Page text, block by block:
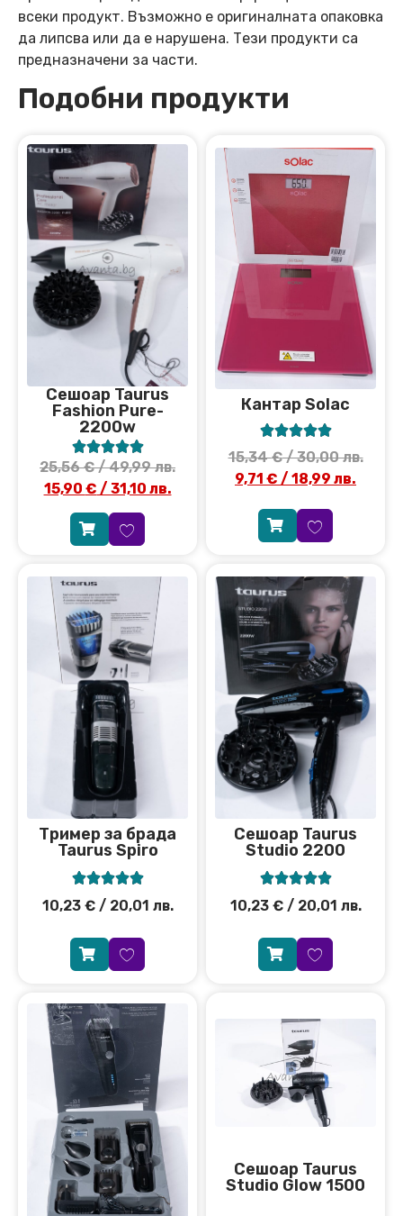
всеки продукт. Възможно е оригиналната опаковка
да липсва или да е нарушена. Тези продукти са
предназначени за части.
Подобни продукти
Сешоар Taurus
Fashion Pure-
2200w

25,56€/ 49,99 лв.
15,90 € / 31,10 лв.
Кантар Solac

15,34€/ 30,00 лв.
9,71 € / 18,99 лв.
Тример за брада
Taurus Spiro

10,23 €/ 20,01 лв.
Сешоар Taurus
Studio 2200

10,23 €/ 20,01 лв.
Сешоар Taurus
Studio Glow 1500